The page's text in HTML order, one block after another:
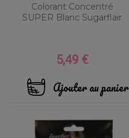
Colorant Concentré
SUPER Blanc Sugarflair
Prix
5,49 €
Ajouter au panier